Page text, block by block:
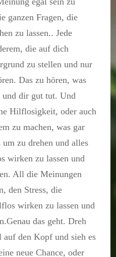
ganzen Fragen, die
zu lassen.. Jede
die auf dich
zu stellen und nur
Das zu hören, was
und dir gut tut. Und
Hilflosigkeit, oder auch
zu machen, was gar
zu drehen und alles
wirken zu lassen und
All die Meinungen
den Stress, die
wirken zu lassen und
das geht. Dreh
auf den Kopf und sieh es
neue Chance, oder